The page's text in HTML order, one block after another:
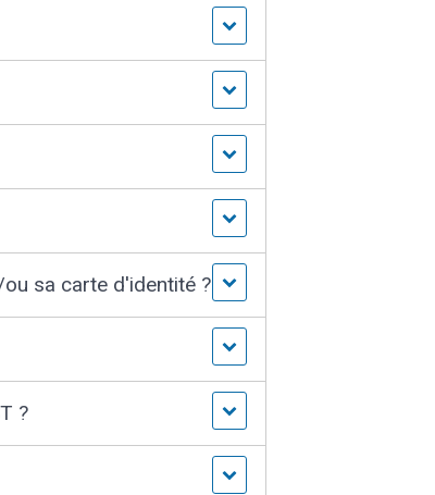
sa carte d'identité ?
?